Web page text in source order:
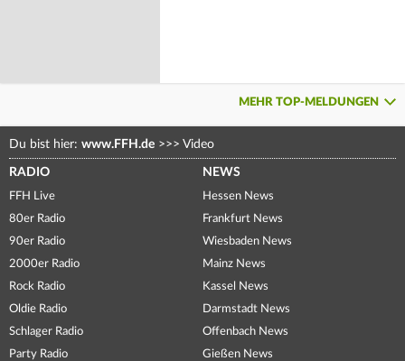
MEHR TOP-MELDUNGEN
Du bist hier: www.FFH.de >>> Video
RADIO
FFH Live
80er Radio
90er Radio
2000er Radio
Rock Radio
Oldie Radio
Schlager Radio
Party Radio
NEWS
Hessen News
Frankfurt News
Wiesbaden News
Mainz News
Kassel News
Darmstadt News
Offenbach News
Gießen News